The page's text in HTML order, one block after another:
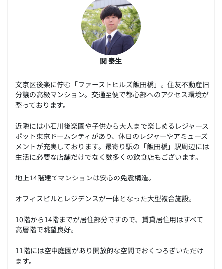
関 泰生
文京区後楽に佇む「ファーストヒルズ飯田橋」。住友不動産旧
分譲の高級マンション。交通至便で都心部へのアクセス環境が
整っております。
近隣には小石川後楽園や子供から大人まで楽しめるレジャース
ポット東京ドームシティがあり、休日のレジャーやアミューズ
メントが充実しております。最寄り駅の「飯田橋」駅周辺には
生活に必要な店舗だけでなく数多くの飲食店もございます。
地上14階建てマンションは安心の免震構造。
オフィスビルとレジデンスが一体となった大型複合施設。
10階から14階までが居住部分ですので、賃貸居住用はすべて
高層階で眺望良好。
11階には空中庭園があり開放的な空間でおくつろぎいただけ
ます。